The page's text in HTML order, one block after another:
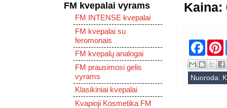
Kaina:
F
c
e
b
o
P
n
t
e
r
Nuoroda:
FM kvepalai vyrams
FM INTENSE kvepalai
FM kvepalai su
feromonais
FM kvepalų analogai
FM prausimosi gelis
vyrams
Klasikiniai kvepalai
Kvapioji Kosmetika FM